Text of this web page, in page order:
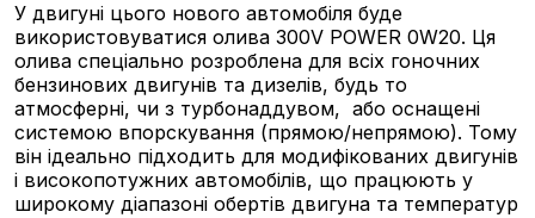
У двигуні цього нового автомобіля буде
використовуватися олива 300V POWER 0W20. Ця
олива спеціально розроблена для всіх гоночних
бензинових двигунів та дизелів, будь то
атмосферні, чи з турбонаддувом, або оснащені
системою впорскування (прямою/непрямою). Тому
він ідеально підходить для модифікованих двигунів
і високопотужних автомобілів, що працюють у
широкому діапазоні обертів двигуна та температур